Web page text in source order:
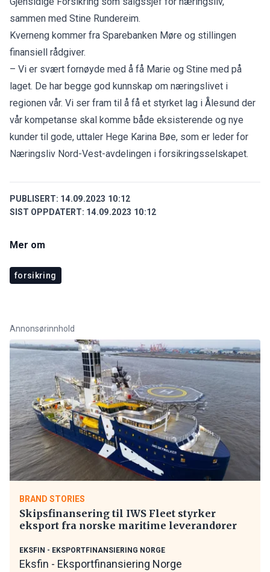
sammen med Stine Rundereim.
Kverneng kommer fra Sparebanken Møre og stillingen
finansiell rådgiver.
– Vi er svært fornøyde med å få Marie og Stine med på
laget. De har begge god kunnskap om næringslivet i
regionen vår. Vi ser fram til å få et styrket lag i Ålesund der
vår kompetanse skal komme både eksisterende og nye
kunder til gode, uttaler Hege Karina Bøe, som er leder for
Næringsliv Nord-Vest-avdelingen i forsikringsselskapet.
PUBLISERT: 14.09.2023 10:12
SIST OPPDATERT: 14.09.2023 10:12
Mer om
forsikring
Annonsørinnhold
BRAND STORIES
Skipsfinansering til IWS Fleet styrker
eksport fra norske maritime leverandører
EKSFIN - EKSPORTFINANSIERING NORGE
Eksfin - Eksportfinansiering Norge